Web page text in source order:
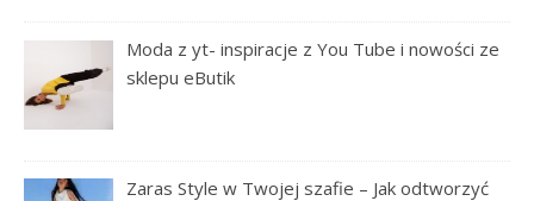
Moda z yt- inspiracje z You Tube i nowości ze
sklepu eButik
Zaras Style w Twojej szafie – Jak odtworzyć